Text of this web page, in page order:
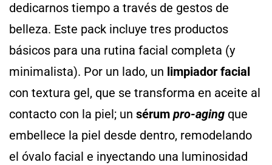
dedicarnos tiempo a través de gestos de
belleza. Este pack incluye tres productos
básicos para una rutina facial completa (y
minimalista). Por un lado, un limpiador facial
con textura gel, que se transforma en aceite al
contacto con la piel; un sérum pro-aging que
embellece la piel desde dentro, remodelando
el óvalo facial e inyectando una luminosidad